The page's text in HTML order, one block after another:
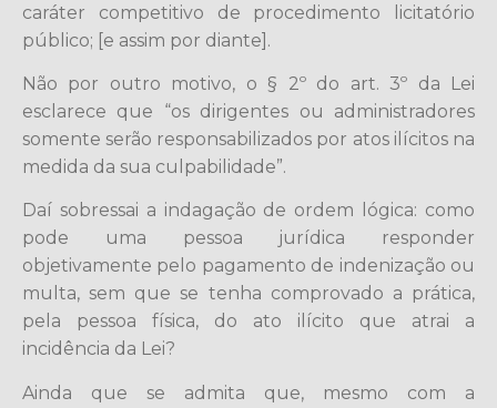
caráter competitivo de procedimento licitatório
público; [e assim por diante].
Não por outro motivo, o § 2º do art. 3º da Lei
esclarece que “os dirigentes ou administradores
somente serão responsabilizados por atos ilícitos na
medida da sua culpabilidade”.
Daí sobressai a indagação de ordem lógica: como
pode uma pessoa jurídica responder
objetivamente pelo pagamento de indenização ou
multa, sem que se tenha comprovado a prática,
pela pessoa física, do ato ilícito que atrai a
incidência da Lei?
Ainda que se admita que, mesmo com a